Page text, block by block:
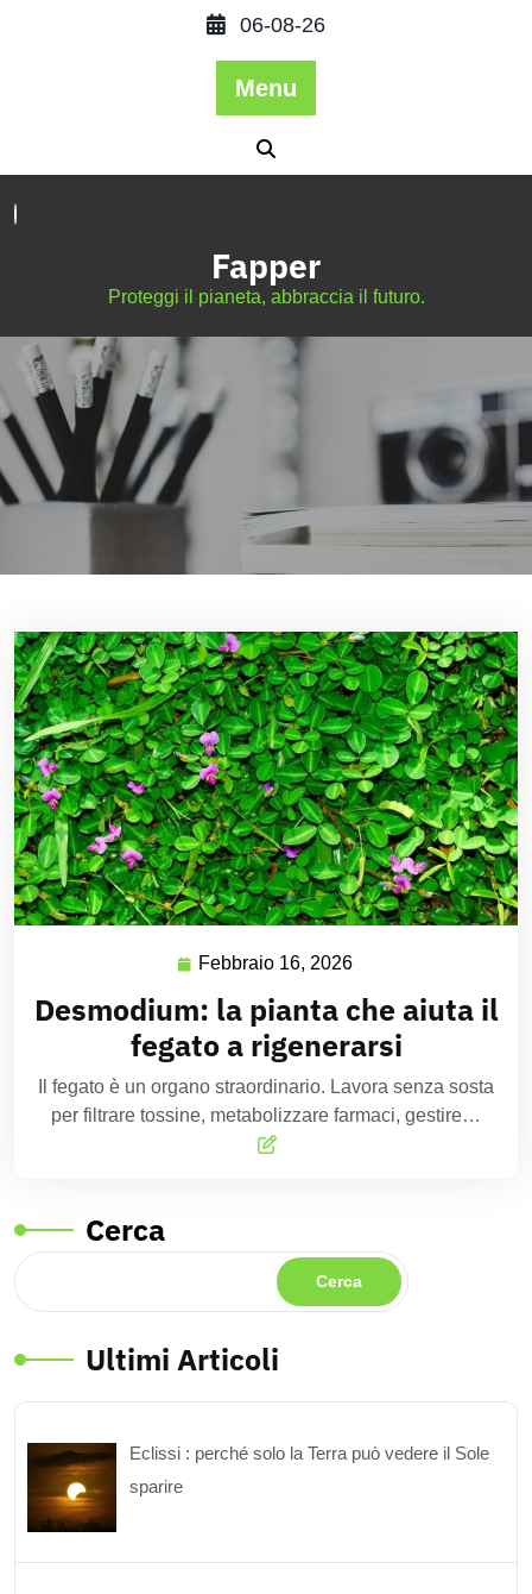
06-08-26
Menu
Fapper
Proteggi il pianeta, abbraccia il futuro.
Febbraio 16, 2026
Desmodium: la pianta che aiuta il
fegato a rigenerarsi
Il fegato è un organo straordinario. Lavora senza sosta
per filtrare tossine, metabolizzare farmaci, gestire…
Cerca
Cerca
Ultimi Articoli
Eclissi : perché solo la Terra può vedere il Sole
sparire